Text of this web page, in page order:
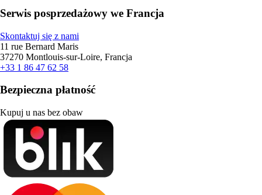
Serwis posprzedażowy we Francja
Skontaktuj się z nami
11 rue Bernard Maris
37270 Montlouis-sur-Loire, Francja
+33 1 86 47 62 58
Bezpieczna płatność
Kupuj u nas bez obaw